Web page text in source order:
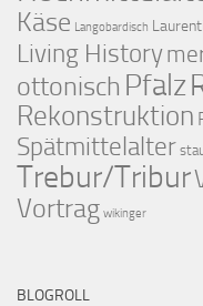
Käse Langobardisch
Living History
ottonisch Pfalz
Rekonstruktion
Spätmittelalter
Trebur/Tribur
Vortrag wikinger
BLOGROLL